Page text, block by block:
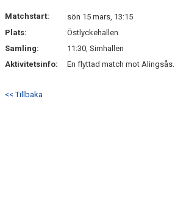
KONTAKT
Matchstart:
sön 15 mars, 13:15
Plats:
Östlyckehallen
Samling:
11:30, Simhallen
Aktivitetsinfo:
En flyttad match mot Alingsås.
<< Tillbaka